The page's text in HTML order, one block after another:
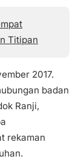
Titipan
2017.
badan
Ranji,
rekaman